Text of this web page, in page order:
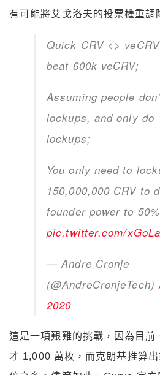
有可能將艾戈洛夫的投票權重調
Quick CRV <>
beat 600k veCRV;
Assuming people
lockups, and only do
lockups;
You only need to
150,000,000 CRV to
founder power to
pic.twitter.com/
— Andre Cronje
(@AndreCronjeTech)
2020
這是一項艱難的挑戰，因為目
才 1,000 萬枚，而克朗基推算